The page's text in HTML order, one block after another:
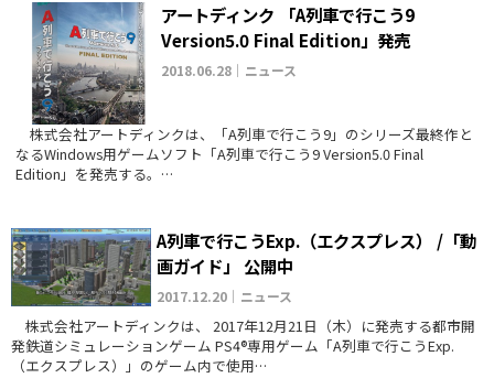
アートディンク 「A列車で行こう9
Version5.0 Final Edition」発売
2018.06.28｜ニュース
株式会社アートディンクは、「A列車で行こう9」のシリーズ最終作と
なるWindows用ゲームソフト「A列車で行こう9 Version5.0 Final
Edition」を発売する。…
A列車で行こうExp.（エクスプレス） /「動
画ガイド」 公開中
2017.12.20｜ニュース
株式会社アートディンクは、 2017年12月21日（木）に発売する都市開
発鉄道シミュレーションゲーム PS4®専用ゲーム「A列車で行こうExp.
（エクスプレス）」のゲーム内で使用…